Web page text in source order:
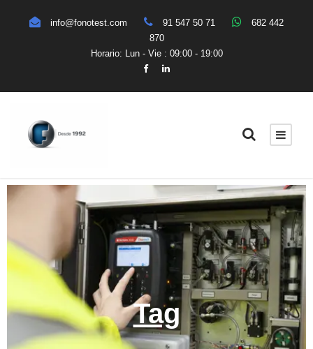
info@fonotest.com 91 547 50 71
682 442
870
Horario: Lun - Vie : 09:00 - 19:00
Tag